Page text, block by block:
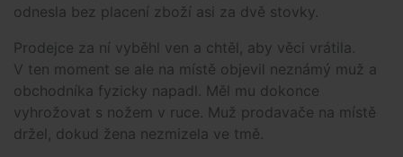
odnesla bez placení zboží asi za dvě stovky.
Prodejce za ní vyběhl ven a chtěl, aby věci vrátila.
V ten moment se ale na místě objevil neznámý muž a
obchodníka fyzicky napadl. Měl mu dokonce
vyhrožovat s nožem v ruce. Muž prodavače na místě
držel, dokud žena nezmizela ve tmě.